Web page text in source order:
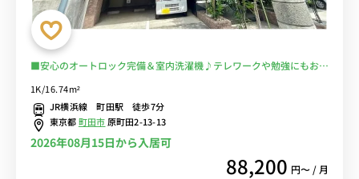
■安心のオートロック完備＆室内洗濯機♪テレワークや勉強にもおす
の２路線利用可能/新宿・新横浜・相模原まで乗換なし■選べるWi-Fi
格安レンタル中！
1K/16.74m²
JR横浜線 町田駅 徒歩7分
東京都町田市原町田2-13-13
2026年08月15日から入居可
88,200 円〜 / 月